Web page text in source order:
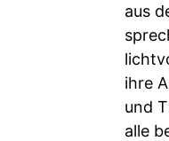
aus
ihre
und
alle